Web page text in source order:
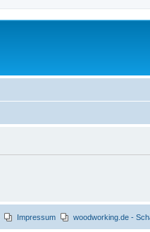
woodworking.de -
Impressum